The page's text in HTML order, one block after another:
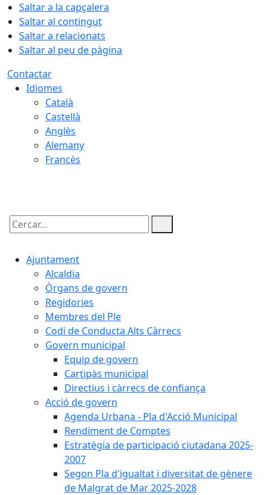
Saltar a la capçalera
Saltar al contingut
Saltar a relacionats
Saltar al peu de pàgina
Contactar
Idiomes
Català
Castellà
Anglès
Alemany
Francès
Cercar:
Ajuntament
Alcaldia
Òrgans de govern
Regidories
Membres del Ple
Codi de Conducta Alts Càrrecs
Govern municipal
Equip de govern
Cartipàs municipal
Directius i càrrecs de confiança
Acció de govern
Agenda Urbana - Pla d'Acció Municipal
Rendiment de Comptes
Estratègia de participació ciutadana 2025-
2007
Segon Pla d'igualtat i diversitat de gènere
de Malgrat de Mar 2025-2028